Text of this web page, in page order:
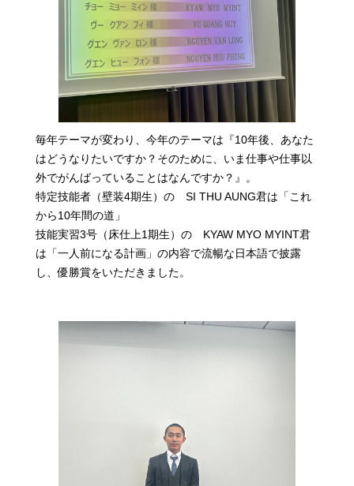
毎年テーマが変わり、今年のテーマは『10年後、あなた
はどうなりたいですか？そのために、いま仕事や仕事以
外でがんばっていることはなんですか？』。
特定技能者（壁装4期生）の SI THU AUNG君は「これ
から10年間の道」
技能実習3号（床仕上1期生）の KYAW MYO MYINT君
は「一人前になる計画」の内容で流暢な日本語で披露
し、優勝賞をいただきました。